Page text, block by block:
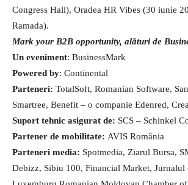
Congress Hall), Oradea HR Vibes (30 iunie
Ramada).
Mark your B2B opportunity, alături de
Un eveniment: BusinessMark
Powered by: Continental
Parteneri: TotalSoft, Romanian Software,
Smartree, Benefit – o companie Edenred,
Suport tehnic asigurat de: SCS – Schinkel
Partener de mobilitate: AVIS România
Parteneri media: Spotmedia, Ziarul Bursa,
Debizz, Sibiu 100, Financial Market, Jurnalul